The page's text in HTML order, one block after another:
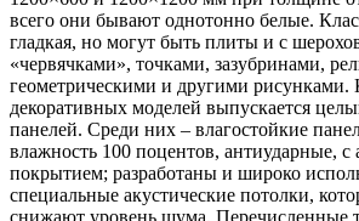
всего они бывают однотонно белые.
гладкая, но могут быть плиты и с
«червячками», точками, зазубринами,
геометрическими и другими рисунками.
декоративных моделей выпускается
панелей. Среди них – влагостойкие
влажность 100 поцентов, антиударные,
покрытием; разработаны и широко
специальные акустические потолки,
снижают уровень шума. Перечисленные